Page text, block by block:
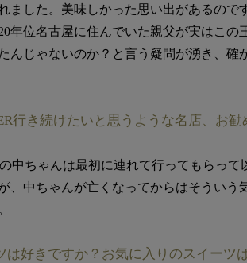
ました。美味しかった思い出があるので
年位名古屋に住んでいた親父が実はこの
んじゃないのか？と言う疑問が湧き、確
行き続けたいと思うような名店、お
中ちゃんは最初に連れて行ってもらって
、中ちゃんが亡くなってからはそういう
好きですか？お気に入りのスイーツ